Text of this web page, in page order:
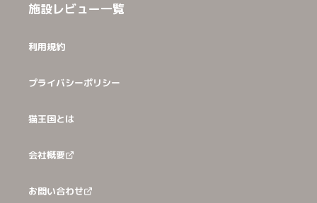
施設レビュー一覧
利用規約
プライバシーポリシー
猫王国とは
会社概要
お問い合わせ